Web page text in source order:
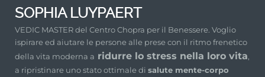
SOPHIA LUYPAERT
VEDIC MASTER del Centro Chopra per il Benessere. Voglio
ispirare ed aiutare le persone alle prese con il ritmo frenetico
della vita moderna a ridurre lo stress nella loro vita,
a ripristinare uno stato ottimale di salute mente-corpo